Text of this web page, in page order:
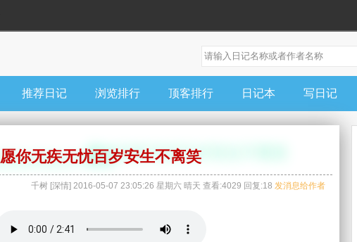
推荐日记 浏览排行 顶客排行 日记本 写日记
愿你无疾无忧百岁安生不离笑
千树 [深情] 2016-05-07 23:05:26 星期六 晴天 查看:4029 回复:18 发消息给作者